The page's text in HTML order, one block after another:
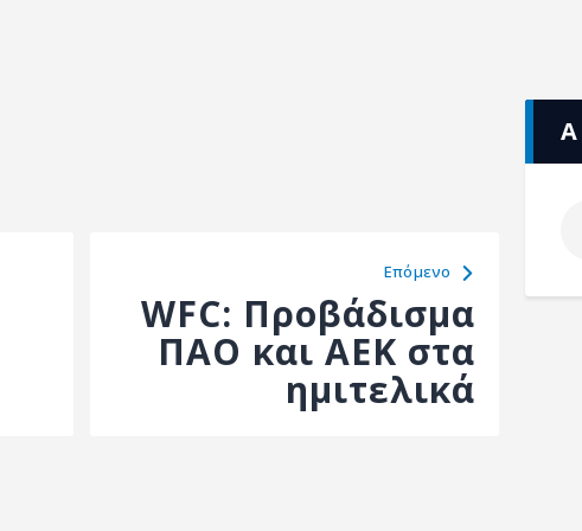
Eπόμενο
WFC: Προβάδισμα
ΠΑΟ και ΑΕΚ στα
ημιτελικά